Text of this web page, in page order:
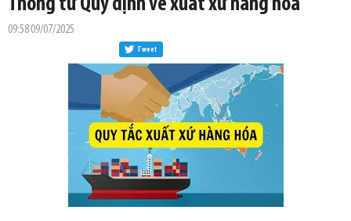
Thông tư Quy định về xuất xứ hàng hóa
09:58 09/07/2025
Tweet